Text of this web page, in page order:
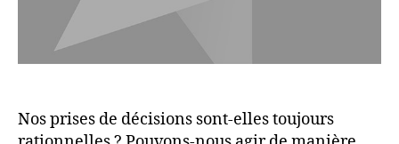
Nos prises de décisions sont-elles toujours